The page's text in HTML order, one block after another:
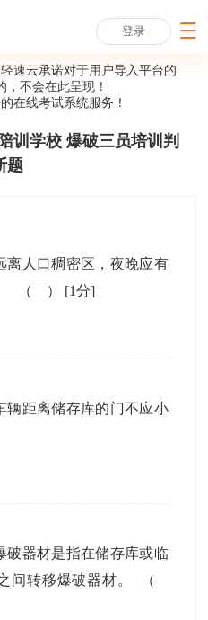
登录
速云承诺对于用户导入平台的
，不会在此呈现！
在线考试系统服务！
训学校 爆破三员培训判
题
离人口稠密区，夜晚应有
（ ） [1分]
辆距离储存库的门不应小
破器材是指在储存库或临
间转移爆破器材。 （